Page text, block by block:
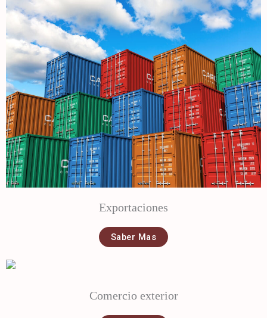
Exportaciones
Saber Mas
Comercio exterior